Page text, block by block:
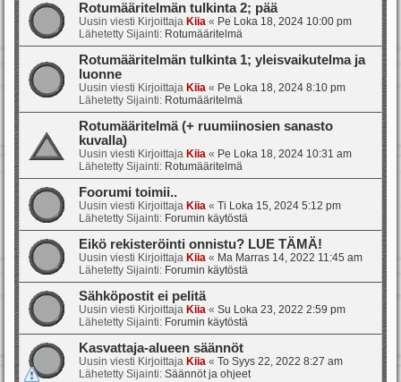
Rotumääritelmän tulkinta 2; pää
Uusin viesti Kirjoittaja Kiia « Pe Loka 18, 2024 10:00 pm
Lähetetty Sijainti: Rotumääritelmä
Rotumääritelmän tulkinta 1; yleisvaikutelma ja
luonne
Uusin viesti Kirjoittaja Kiia « Pe Loka 18, 2024 8:10 pm
Lähetetty Sijainti: Rotumääritelmä
Rotumääritelmä (+ ruumiinosien sanasto
kuvalla)
Uusin viesti Kirjoittaja Kiia « Pe Loka 18, 2024 10:31 am
Lähetetty Sijainti: Rotumääritelmä
Foorumi toimii..
Uusin viesti Kirjoittaja Kiia « Ti Loka 15, 2024 5:12 pm
Lähetetty Sijainti: Forumin käytöstä
Eikö rekisteröinti onnistu? LUE TÄMÄ!
Uusin viesti Kirjoittaja Kiia « Ma Marras 14, 2022 11:45 am
Lähetetty Sijainti: Forumin käytöstä
Sähköpostit ei pelitä
Uusin viesti Kirjoittaja Kiia « Su Loka 23, 2022 2:59 pm
Lähetetty Sijainti: Forumin käytöstä
Kasvattaja-alueen säännöt
Uusin viesti Kirjoittaja Kiia « To Syys 22, 2022 8:27 am
Lähetetty Sijainti: Säännöt ja ohjeet